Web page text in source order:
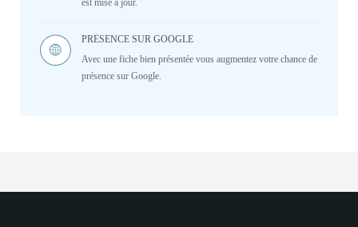
est mise à jour.
PRÉSENCE SUR GOOGLE
Avec une fiche bien présentée vous augmentez votre chance de
présence sur Google.